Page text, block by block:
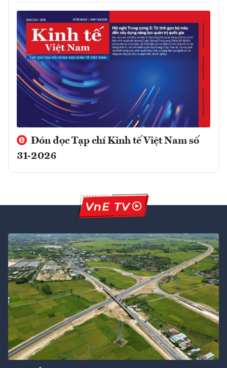
Đón đọc Tạp chí Kinh tế Việt Nam số
31-2026